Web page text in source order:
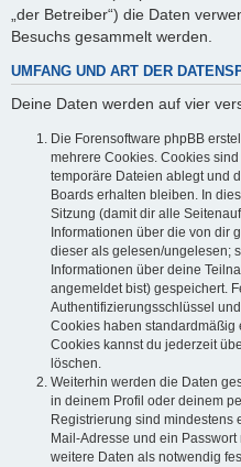
„der Betreiber“) die Daten
Besuchs gesammelt werden.
UMFANG UND ART DER
Deine Daten werden auf vier
Die Forensoftware phpBB
mehrere Cookies. Cookies
temporäre Dateien ablegt und
Boards erhalten bleiben. In
Sitzung (damit dir alle
Informationen über die von dir
dieser als gelesen/ungelesen;
Informationen über deine
angemeldet bist) gespeichert.
Authentifizierungsschlüssel
Cookies haben standardmäßig
Cookies kannst du jederzeit
löschen.
Weiterhin werden die Daten
in deinem Profil oder deinem
Registrierung sind mindestens
Mail-Adresse und ein
weitere Daten als notwendig